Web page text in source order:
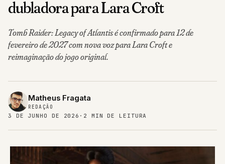
dubladora para Lara Croft
Tomb Raider: Legacy of Atlantis é confirmado para 12 de
fevereiro de 2027 com nova voz para Lara Croft e
reimaginação do jogo original.
Matheus Fragata
REDAÇÃO
3 DE JUNHO DE 2026 · 2 MIN DE LEITURA